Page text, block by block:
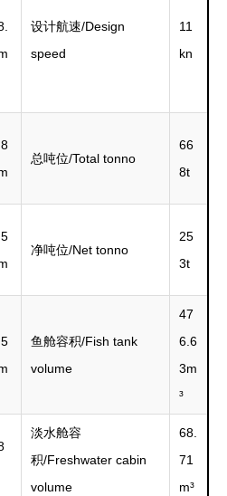
设计航速/Design
speed
11
kn
总吨位/Total tonno
66
8t
净吨位/Net tonno
25
3t
鱼舱容积/Fish tank
volume
47
6.6
3m
³
淡水舱容
积/Freshwater cabin
volume
68.
71
m³